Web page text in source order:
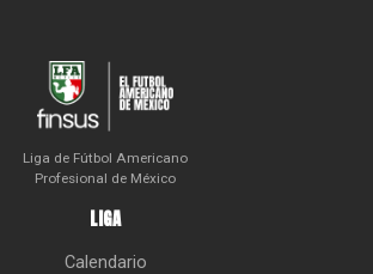
Liga de Fútbol Americano
Profesional de México
LIGA
Calendario